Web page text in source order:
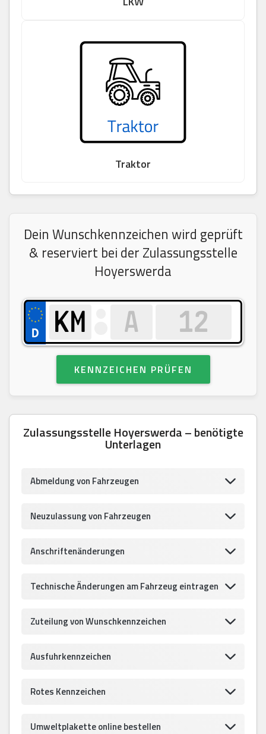
Traktor
Dein Wunschkennzeichen wird geprüft
& reserviert bei der Zulassungsstelle
Hoyerswerda
KENNZEICHEN PRÜFEN
Zulassungsstelle Hoyerswerda – benötigte
Unterlagen
Abmeldung von Fahrzeugen
Neuzulassung von Fahrzeugen
Anschriftenänderungen
Technische Änderungen am Fahrzeug eintragen
Zuteilung von Wunschkennzeichen
Ausfuhrkennzeichen
Rotes Kennzeichen
Umweltplakette online bestellen